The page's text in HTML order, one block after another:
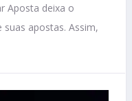
Aposta deixa o
apostas. Assim,